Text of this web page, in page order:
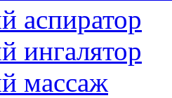
аспиратор
ингалятор
массаж